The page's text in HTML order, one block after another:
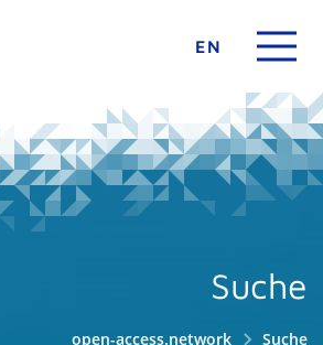
EN
Suche
open-access.network Suche